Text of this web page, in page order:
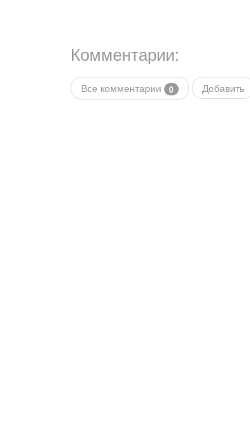
Комментарии:
Все комментарии 0 Добавить